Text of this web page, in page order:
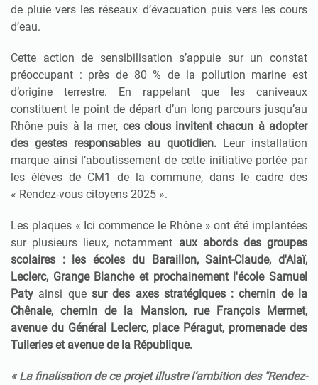
de pluie vers les réseaux d’évacuation puis vers les cours
d’eau.
Cette action de sensibilisation s’appuie sur un constat
préoccupant : près de 80 % de la pollution marine est
d’origine terrestre. En rappelant que les caniveaux
constituent le point de départ d’un long parcours jusqu’au
Rhône puis à la mer, ces clous invitent chacun à adopter
des gestes responsables au quotidien. Leur installation
marque ainsi l’aboutissement de cette initiative portée par
les élèves de CM1 de la commune, dans le cadre des
« Rendez-vous citoyens 2025 ».
Les plaques « Ici commence le Rhône » ont été implantées
sur plusieurs lieux, notamment aux abords des groupes
scolaires : les écoles du Baraillon, Saint-Claude, d'Alaï,
Leclerc, Grange Blanche et prochainement l'école Samuel
Paty ainsi que sur des axes stratégiques : chemin de la
Chênaie, chemin de la Mansion, rue François Mermet,
avenue du Général Leclerc, place Péragut, promenade des
Tuileries et avenue de la République.
« La finalisation de ce projet illustre l’ambition des "Rendez-